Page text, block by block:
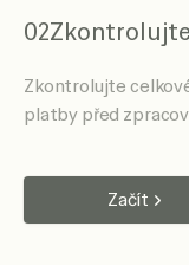
02
Zkontrolujte
platby před
Začít